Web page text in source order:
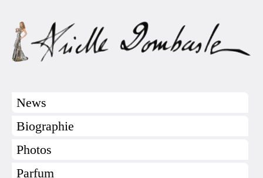
News
Biographie
Photos
Parfum